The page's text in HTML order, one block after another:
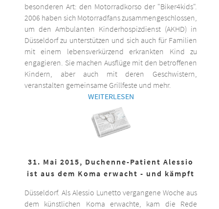
besonderen Art: den Motorradkorso der "Biker4kids".
2006 haben sich Motorradfans zusammengeschlossen,
um den Ambulanten Kinderhospizdienst (AKHD) in
Düsseldorf zu unterstützen und sich auch für Familien
mit einem lebensverkürzend erkrankten Kind zu
engagieren. Sie machen Ausflüge mit den betroffenen
Kindern, aber auch mit deren Geschwistern,
veranstalten gemeinsame Grillfeste und mehr.
WEITERLESEN
31. Mai 2015, Duchenne-Patient Alessio
ist aus dem Koma erwacht - und kämpft
Düsseldorf. Als Alessio Lunetto vergangene Woche aus
dem künstlichen Koma erwachte, kam die Rede